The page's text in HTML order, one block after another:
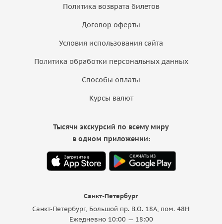
Политика возврата билетов
Договор оферты
Условия использования сайта
Политика обработки персональных данных
Способы оплаты
Курсы валют
Санкт-Петербург
Санкт-Петербург, Большой пр. В.О. 18A, пом. 48Н
Ежедневно 10:00 — 18:00
Тысячи экскурсий по всему миру
в одном приложении: